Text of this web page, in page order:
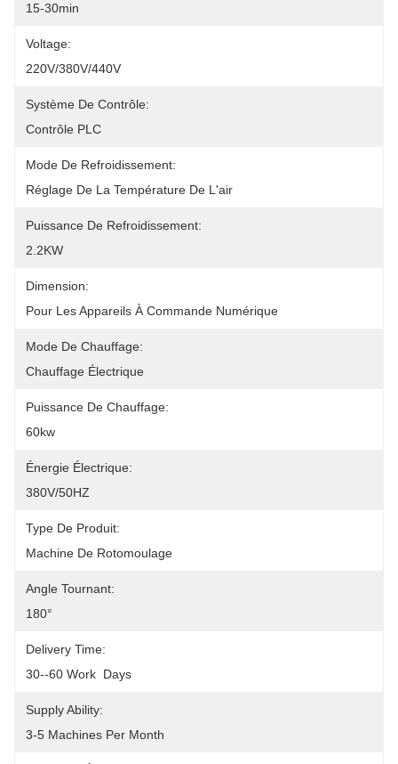
15-30min
Voltage:
220V/380V/440V
Système De Contrôle:
Contrôle PLC
Mode De Refroidissement:
Réglage De La Température De L'air
Puissance De Refroidissement:
2.2KW
Dimension:
Pour Les Appareils À Commande Numérique
Mode De Chauffage:
Chauffage Électrique
Puissance De Chauffage:
60kw
Énergie Électrique:
380V/50HZ
Type De Produit:
Machine De Rotomoulage
Angle Tournant:
180°
Delivery Time:
30--60 Work  Days
Supply Ability:
3-5 Machines Per Month